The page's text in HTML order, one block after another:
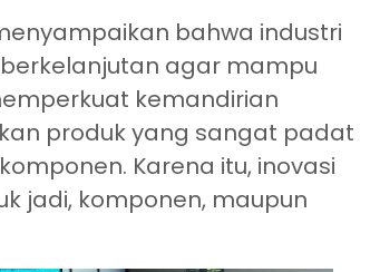
menyampaikan bahwa industri
agar mampu
kemandirian
produk yang sangat padat
Karena itu, inovasi
jadi, komponen, maupun